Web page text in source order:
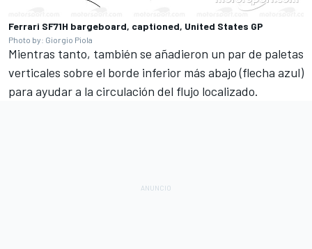
Ferrari SF71H bargeboard, captioned, United States GP
Photo by: Giorgio Piola
Mientras tanto, también se añadieron un par de paletas
verticales sobre el borde inferior más abajo (flecha azul)
para ayudar a la circulación del flujo localizado.